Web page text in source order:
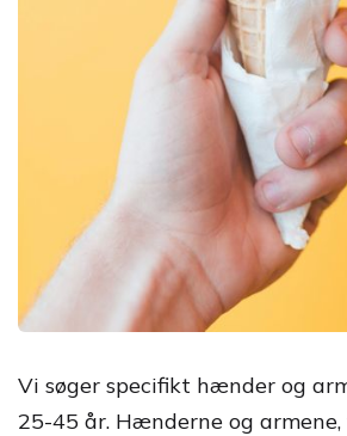
Vi søger specifikt hænder og
25-45 år. Hænderne og armene,